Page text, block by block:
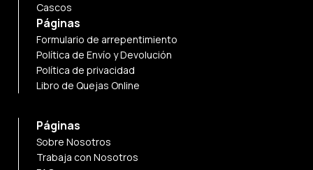
Cascos
Páginas
Formulario de arrepentimiento
Política de Envío y Devolución
Política de privacidad
Libro de Quejas Online
Páginas
Sobre Nosotros
Trabaja con Nosotros